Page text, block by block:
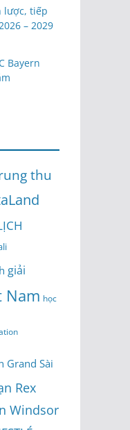
lược, tiếp
– 2029
Bayern
thu
giải
Nam học
Grand Sài
Rex
Windsor